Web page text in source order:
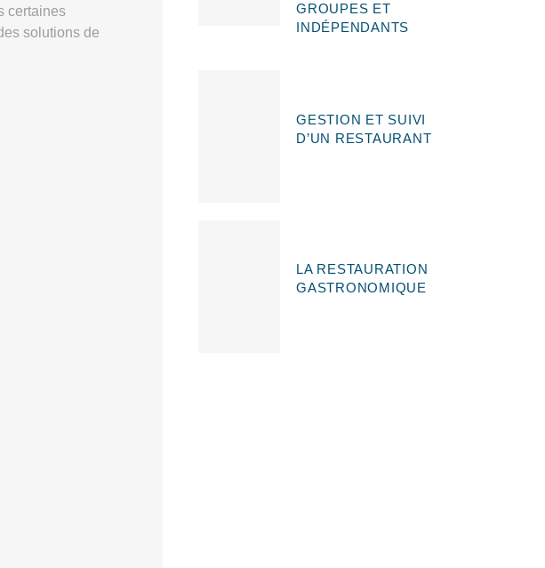
certaines
solutions de
GROUPES ET
INDÉPENDANTS
GESTION ET SUIVI
D’UN RESTAURANT
LA RESTAURATION
GASTRONOMIQUE